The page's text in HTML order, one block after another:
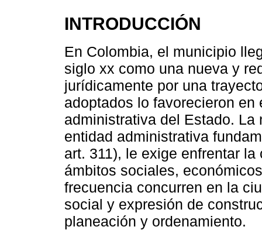
INTRODUCCIÓN
En Colombia, el municipio
siglo xx como una nueva y
jurídicamente por una
adoptados lo favorecieron
administrativa del Estado.
entidad administrativa
art. 311), le exige enfrentar
ámbitos sociales,
frecuencia concurren en la
social y expresión de
planeación y ordenamiento.